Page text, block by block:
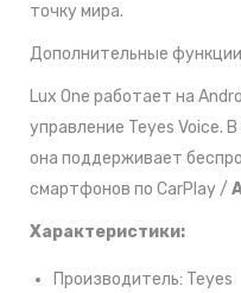
точку мира.
Дополнительные функции
Lux One работает на
управление Teyes Voice.
она поддерживает
смартфонов по CarPlay /
Характеристики:
Производитель: Teyes